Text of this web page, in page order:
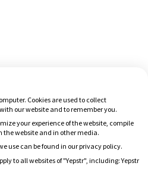
Cookies are used to collect
our website and to remember you.
your experience of the website, compile
the website and in other media.
use can be found in our privacy policy.
to all websites of "Yepstr", including: Yepstr